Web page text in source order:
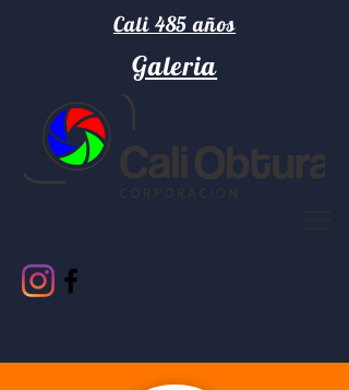
Cali 485 años
Galeria